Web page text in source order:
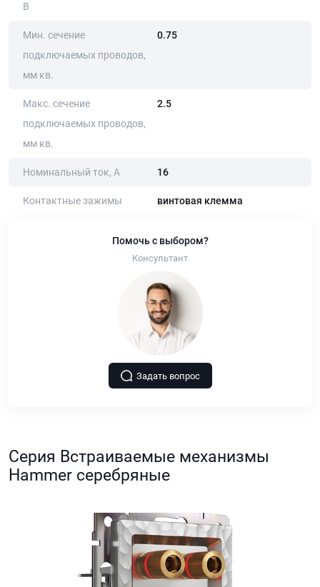
В
Мин. сечение
подключаемых проводов,
мм кв.
0.75
Макс. сечение
подключаемых проводов,
мм кв.
2.5
Номинальный ток, А 16
Контактные зажимы винтовая клемма
Помочь с выбором?
Консультант
Задать вопрос
Серия Встраиваемые механизмы
Hammer серебряные